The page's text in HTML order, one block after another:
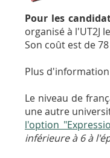
Pour les
organisé à l'UT2J le
Son coût est de
Plus d'information
Le niveau de
une autre
l'option
inférieure à 6 à